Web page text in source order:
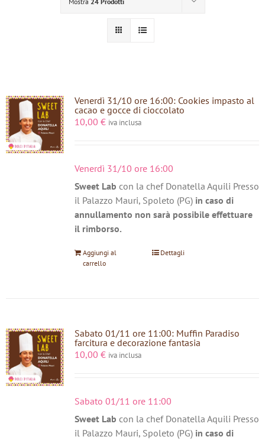
Venerdì 31/10 ore 16:00: Cookies impasto al
cacao e gocce di cioccolato
10,00 € iva inclusa
Venerdì 31/10 ore 16:00
Sweet Lab con la chef Donatella Aquili Presso
il Palazzo Mauri, Spoleto (PG) in caso di
annullamento non sarà possibile effettuare
il rimborso.
Aggiungi al
carrello
Dettagli
Sabato 01/11 ore 11:00: Muffin Paradiso
farcitura e decorazione fantasia
10,00 € iva inclusa
Sabato 01/11 ore 11:00
Sweet Lab con la chef Donatella Aquili Presso
il Palazzo Mauri, Spoleto (PG) in caso di